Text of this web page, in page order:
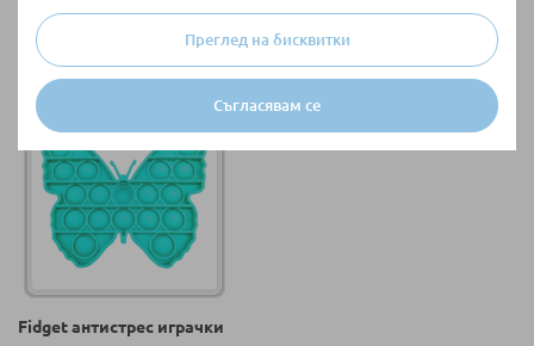
Съгласявам се
Преглед на бисквитки
Бижута
Всички продукти
Всички продукти
Fidget антистрес играчки
Еко играчки
Всички продукти